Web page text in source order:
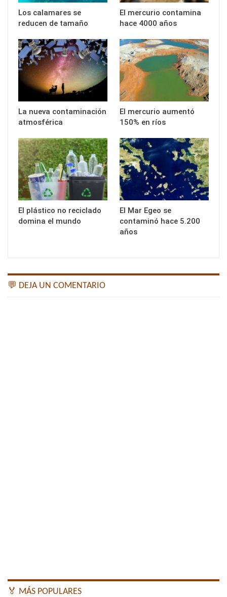
Los calamares se
reducen de tamaño
El mercurio contamina
hace 4000 años
La nueva contaminación
atmosférica
El mercurio aumentó
150% en ríos
El plástico no reciclado
domina el mundo
El Mar Egeo se
contaminó hace 5.200
años
💬 DEJA UN COMENTARIO
🏅 MÁS POPULARES